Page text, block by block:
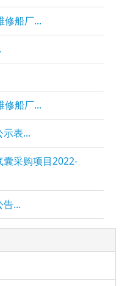
修船厂...
修船厂...
示表...
采购项目2022-
...